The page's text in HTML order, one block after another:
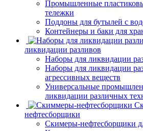
Промышленные
тележки
Поддоны для бутылей с
Контейнеры и баки для
ликвидации разливов
Наборы для ликвидации
Наборы для ликвидации
агрессивных веществ
Универсальные
ликвидации различных
нефтесборщики
Скимеры-нефтесборщики